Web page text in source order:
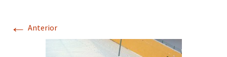
← Anterior